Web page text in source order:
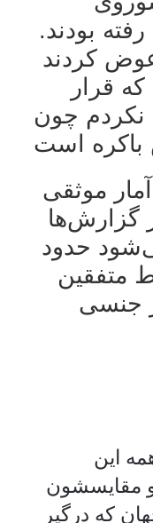
بودند.
کردند
قرار
نکردم چون
موثقی
گزارش‌ها
حدود
متفقین
جنسی
این
مقایسشون
که درگیر